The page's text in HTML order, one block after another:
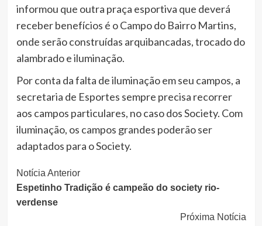
informou que outra praça esportiva que deverá
receber benefícios é o Campo do Bairro Martins,
onde serão construídas arquibancadas, trocado do
alambrado e iluminação.
Por conta da falta de iluminação em seu campos, a
secretaria de Esportes sempre precisa recorrer
aos campos particulares, no caso dos Society. Com
iluminação, os campos grandes poderão ser
adaptados para o Society.
Continue
Lendo
Notícia Anterior
Espetinho Tradição é campeão do society rio-
verdense
Próxima Notícia